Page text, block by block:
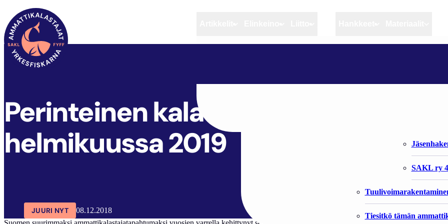
Artikkelit Elinkeino
Rannikko ja
Elinkeinokalatalouden
Kalat ja kalatalous
Vahinkoeläimet
Tiesitkö tämän
Liitto
Liiton
SAKL ry
SAKL ARTIKKELIT
Perinteinen kalastajaristeily jälleen
helmikuussa 2019
JUURI NYT
08.12.2018